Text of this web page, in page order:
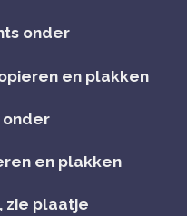
onder
en plakken
en plakken
zie plaatje